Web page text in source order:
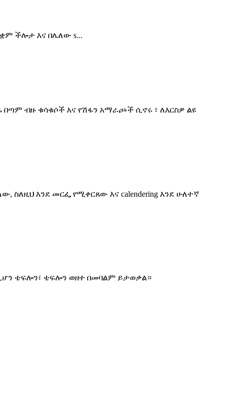
ችሎታ እና በሌለው s...
ብዙ ቁሳቁሶች እና የሽፋን አማራጮች ሲኖሩ ፣ ለእርስዎ ልዩ
ስለዚህ እንደ መርፌ የሚቀርጸው እና calendering እንደ ሁለተኛ
ሲሆን ቴፍሎን፣ ቴፍሎን ወዘተ በመባልም ይታወቃል።